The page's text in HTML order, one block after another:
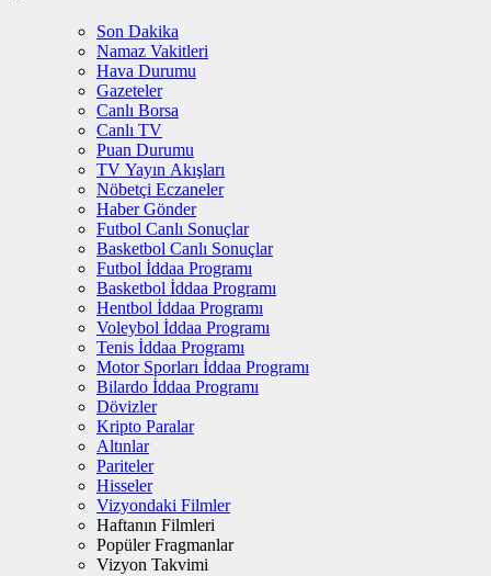
Son Dakika
Namaz Vakitleri
Hava Durumu
Gazeteler
Canlı Borsa
Canlı TV
Puan Durumu
TV Yayın Akışları
Nöbetçi Eczaneler
Haber Gönder
Futbol Canlı Sonuçlar
Basketbol Canlı Sonuçlar
Futbol İddaa Programı
Basketbol İddaa Programı
Hentbol İddaa Programı
Voleybol İddaa Programı
Tenis İddaa Programı
Motor Sporları İddaa Programı
Bilardo İddaa Programı
Dövizler
Kripto Paralar
Altınlar
Pariteler
Hisseler
Vizyondaki Filmler
Haftanın Filmleri
Popüler Fragmanlar
Vizyon Takvimi